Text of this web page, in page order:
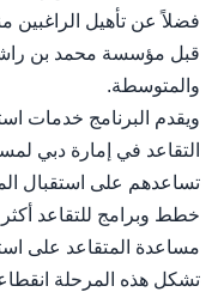
فضلاً عن تأهيل
قبل مؤسسة محمد بن راشد
والمتوسطة.
ويقدم البرنامج خدمات
التقاعد في إمارة دبي
تساعدهم على استقبال
خطط وبرامج للتقاعد
مساعدة المتقاعد على
تشكل هذه المرحلة